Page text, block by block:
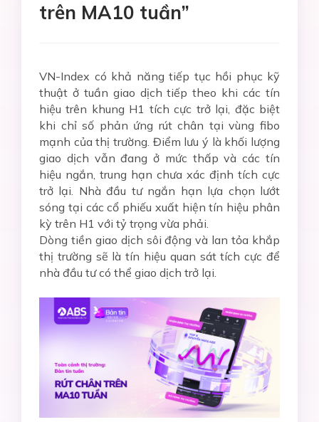
trên MA10 tuần”
VN-Index có khả năng tiếp tục hồi phục kỹ
thuật ở tuần giao dịch tiếp theo khi các tín
hiệu trên khung H1 tích cực trở lại, đặc biệt
khi chỉ số phản ứng rút chân tại vùng fibo
mạnh của thị trường. Điểm lưu ý là khối lượng
giao dịch vẫn đang ở mức thấp và các tín
hiệu ngắn, trung hạn chưa xác định tích cực
trở lại. Nhà đầu tư ngắn hạn lựa chọn lướt
sóng tại các cổ phiếu xuất hiện tín hiệu phân
kỳ trên H1 với tỷ trọng vừa phải.
Dòng tiền giao dịch sôi động và lan tỏa khắp
thị trường sẽ là tín hiệu quan sát tích cực để
nhà đầu tư có thể giao dịch trở lại.